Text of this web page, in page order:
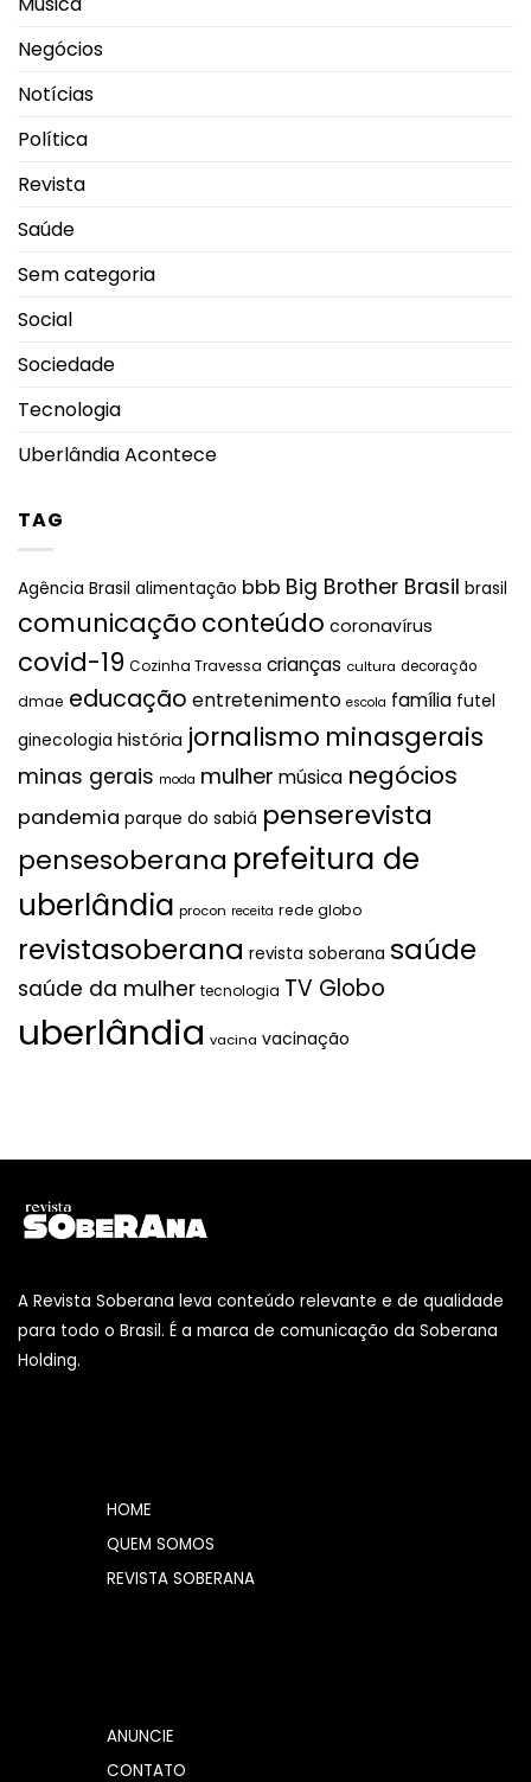
Negócios
Notícias
Política
Revista
Saúde
Sem categoria
Social
Sociedade
Tecnologia
Uberlândia Acontece
TAG
Agência Brasil alimentação bbb Big Brother Brasil brasil
comunicação conteúdo coronavírus
covid-19 Cozinha Travessa crianças cultura decoração
dmae educação entretenimento escola família futel
ginecologia história jornalismo minasgerais
minas gerais moda mulher música negócios
pandemia parque do sabiá penserevista
pensesoberana prefeitura de
uberlândia procon receita rede globo
revistasoberana revista soberana saúde
saúde da mulher tecnologia TV Globo
uberlândia vacina vacinação
A Revista Soberana leva conteúdo relevante e de qualidade
para todo o Brasil. É a marca de comunicação da Soberana
Holding.
HOME
QUEM SOMOS
REVISTA SOBERANA
ANUNCIE
CONTATO